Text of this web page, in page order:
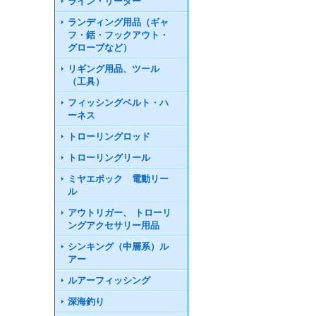
ランディング用品（ギャ
フ・銛・フックアウト・
グローブなど）
リギング用品、ツール
（工具）
フィッシングベルト・ハ
ーネス
トローリングロッド
トローリングリール
ミヤエポック 電動リー
ル
アウトリガー、 トローリ
ングアクセサリー用品
シンキング（中層系）ル
アー
ルアーフィッシング
深海釣り